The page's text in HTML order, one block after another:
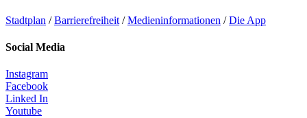
Stadtplan /Barrierefreiheit /Medieninformationen /Die App
Social Media
Instagram
Facebook
Linked In
Youtube